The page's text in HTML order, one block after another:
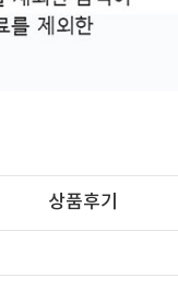
상품후기